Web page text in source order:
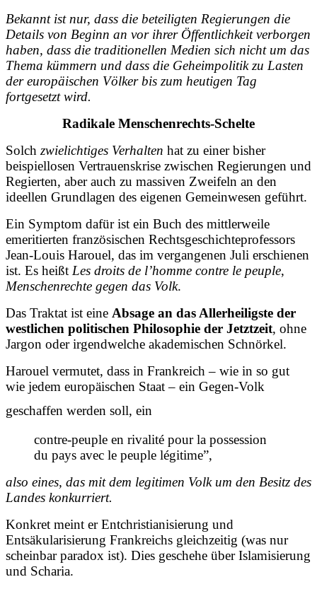
Bekannt ist nur, dass die beteiligten Regierungen die
Details von Beginn an vor ihrer Öffentlichkeit verborgen
haben, dass die traditionellen Medien sich nicht um das
Thema kümmern und dass die Geheimpolitik zu Lasten
der europäischen Völker bis zum heutigen Tag
fortgesetzt wird.
Radikale Menschenrechts-Schelte
Solch zwielichtiges Verhalten hat zu einer bisher
beispiellosen Vertrauenskrise zwischen Regierungen und
Regierten, aber auch zu massiven Zweifeln an den
ideellen Grundlagen des eigenen Gemeinwesen geführt.
Ein Symptom dafür ist ein Buch des mittlerweile
emeritierten französischen Rechtsgeschichteprofessors
Jean-Louis Harouel, das im vergangenen Juli erschienen
ist. Es heißt Les droits de l’homme contre le peuple,
Menschenrechte gegen das Volk.
Das Traktat ist eine Absage an das Allerheiligste der
westlichen politischen Philosophie der Jetztzeit, ohne
Jargon oder irgendwelche akademischen Schnörkel.
Harouel vermutet, dass in Frankreich – wie in so gut
wie jedem europäischen Staat – ein Gegen-Volk
geschaffen werden soll, ein
contre-peuple en rivalité pour la possession
du pays avec le peuple légitime”,
also eines, das mit dem legitimen Volk um den Besitz des
Landes konkurriert.
Konkret meint er Entchristianisierung und
Entsäkularisierung Frankreichs gleichzeitig (was nur
scheinbar paradox ist). Dies geschehe über Islamisierung
und Scharia.